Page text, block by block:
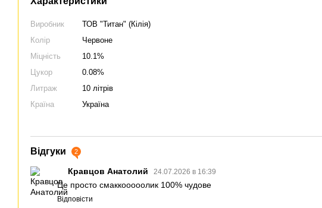
Виробник
ТОВ "Титан" (Кілія)
Колір
Червоне
Міцність
10.1%
Цукор
0.08%
Литраж
10 літрів
Країна
Україна
Відгуки 2
Кравцов Анатолий 24.07.2026 в 16:39
Це просто смаккооооолик 100% чудове
Відповісти